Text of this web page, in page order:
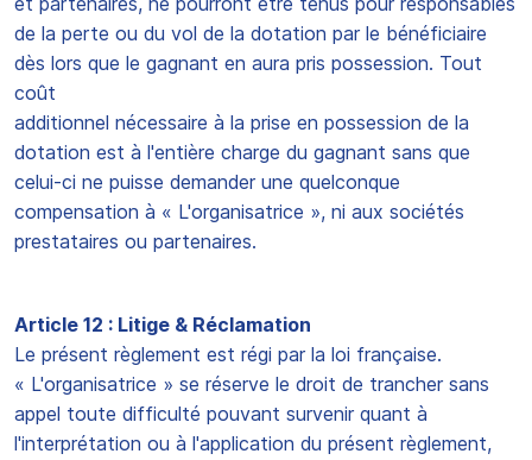
de la perte ou du vol de la dotation par le bénéficiaire
dès lors que le gagnant en aura pris possession. Tout
coût
additionnel nécessaire à la prise en possession de la
dotation est à l'entière charge du gagnant sans que
celui-ci ne puisse demander une quelconque
compensation à « L'organisatrice », ni aux sociétés
prestataires ou partenaires.
Article 12 : Litige & Réclamation
Le présent règlement est régi par la loi française.
« L'organisatrice » se réserve le droit de trancher sans
appel toute difficulté pouvant survenir quant à
l'interprétation ou à l'application du présent règlement,